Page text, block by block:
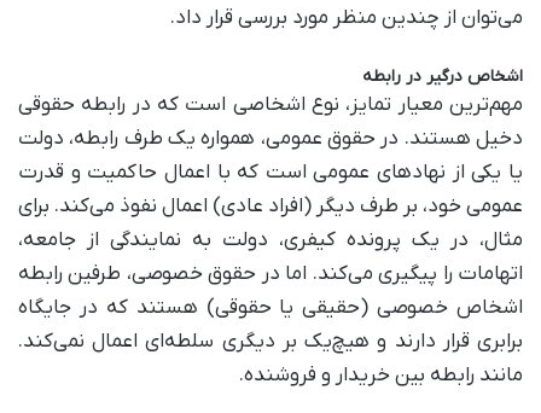
می‌توان از چندین منظر مورد بررسی قرار داد.
اشخاص درگیر در رابطه
مهم‌ترین معیار تمایز، نوع اشخاصی است که در رابطه حقوقی
دخیل هستند. در حقوق عمومی، همواره یک طرف رابطه، دولت
یا یکی از نهادهای عمومی است که با اعمال حاکمیت و قدرت
عمومی خود، بر طرف دیگر (افراد عادی) اعمال نفوذ می‌کند. برای
مثال، در یک پرونده کیفری، دولت به نمایندگی از جامعه،
اتهامات را پیگیری می‌کند. اما در حقوق خصوصی، طرفین رابطه
اشخاص خصوصی (حقیقی یا حقوقی) هستند که در جایگاه
برابری قرار دارند و هیچ‌یک بر دیگری سلطه‌ای اعمال نمی‌کند.
مانند رابطه بین خریدار و فروشنده.